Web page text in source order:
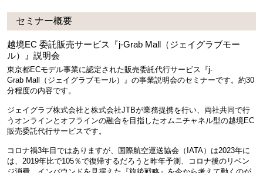
セミナー概要
越境EC 委託販売サービス『j-Grab Mall（ジェイグラブモー
ル）』説明会
東京都ECモデル事業に認定された販売委託代行サービス『j-
Grab Mall（ジェイグラブモール）』の事業説明会のセミナーです。約30
分程度の内容です。
ジェイグラブ株式会社と株式会社JTBが業務提携を行い、両社共同で行
うオンラインとオフラインの融合を目指したオムニチャネル型の越境EC
販売委託代行サービスです。
コロナ禍3年目ではありますが、国際航空運送協会（IATA）は2023年に
は、2019年比で105％で復帰するだろうと昨年予測、コロナ後のリベン